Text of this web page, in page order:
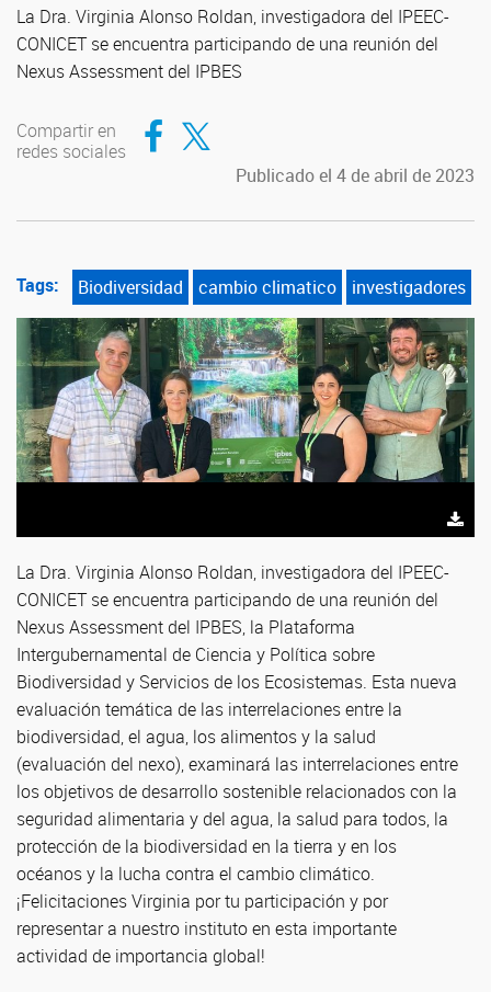
La Dra. Virginia Alonso Roldan, investigadora del IPEEC-
CONICET se encuentra participando de una reunión del
Nexus Assessment del IPBES
Compartir en
redes sociales
Compartir en Facebook
Compartir en Twitter
Publicado el 4 de abril de 2023
Tags: Biodiversidad cambio climatico investigadores
La Dra. Virginia Alonso Roldan, investigadora del IPEEC-
CONICET se encuentra participando de una reunión del
Nexus Assessment del IPBES, la Plataforma
Intergubernamental de Ciencia y Política sobre
Biodiversidad y Servicios de los Ecosistemas. Esta nueva
evaluación temática de las interrelaciones entre la
biodiversidad, el agua, los alimentos y la salud
(evaluación del nexo), examinará las interrelaciones entre
los objetivos de desarrollo sostenible relacionados con la
seguridad alimentaria y del agua, la salud para todos, la
protección de la biodiversidad en la tierra y en los
océanos y la lucha contra el cambio climático.
¡Felicitaciones Virginia por tu participación y por
representar a nuestro instituto en esta importante
actividad de importancia global!